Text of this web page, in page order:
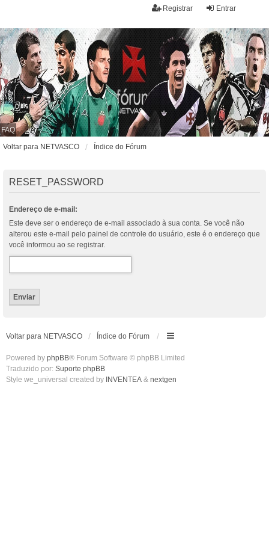
Entrar
Registrar
FAQ
Voltar para NETVASCO
Índice do Fórum
RESET_PASSWORD
Endereço de e-mail:
Este deve ser o endereço de e-mail associado à sua conta. Se você não
alterou este e-mail pelo painel de controle do usuário, este é o endereço que
você informou ao se registrar.
Voltar para NETVASCO Índice do Fórum
Powered by phpBB® Forum Software © phpBB Limited
Traduzido por: Suporte phpBB
Style we_universal created by INVENTEA & nextgen